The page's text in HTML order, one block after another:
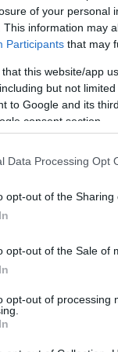
of your personal
This information may
Participants that may
that this website/app
but not
to Google and its
consent section.
Data Processing Opt
opt-out of the Sharing
opt-out of the Sale of
opt-out of processing
και του
Σερβο-
με συμφωνία με
σκοπός του
του πολέμου
νοτιότερα
αναπόφευκτη
στοMilitary
και μάθετε
που
Σε αντίθετη
το δικαίωμα